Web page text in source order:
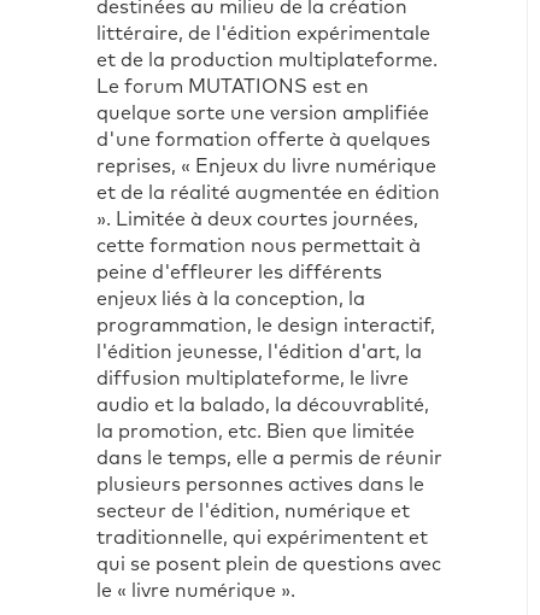
destinées au milieu de la création
littéraire, de l'édition expérimentale
et de la production multiplateforme.
Le forum MUTATIONS est en
quelque sorte une version amplifiée
d'une formation offerte à quelques
reprises, « Enjeux du livre numérique
et de la réalité augmentée en édition
». Limitée à deux courtes journées,
cette formation nous permettait à
peine d'effleurer les différents
enjeux liés à la conception, la
programmation, le design interactif,
l'édition jeunesse, l'édition d'art, la
diffusion multiplateforme, le livre
audio et la balado, la découvrablité,
la promotion, etc. Bien que limitée
dans le temps, elle a permis de réunir
plusieurs personnes actives dans le
secteur de l'édition, numérique et
traditionnelle, qui expérimentent et
qui se posent plein de questions avec
le « livre numérique ».